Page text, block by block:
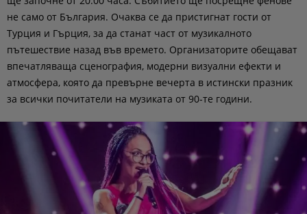
не само от България. Очаква се да пристигнат гости от
Турция и Гърция, за да станат част от музикалното
пътешествие назад във времето. Организаторите обещават
впечатляваща сценография, модерни визуални ефекти и
атмосфера, която да превърне вечерта в истински празник
за всички почитатели на музиката от 90-те години.